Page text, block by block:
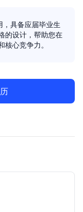
，具备应届毕业生
的设计，帮助您在
心竞争力。